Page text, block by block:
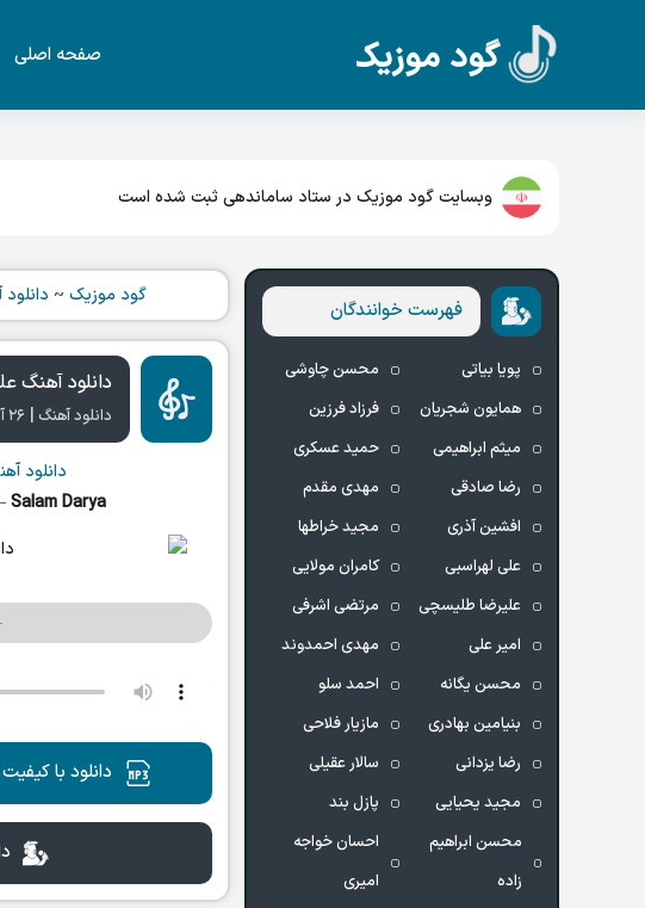
گود موزیک
غم موزیک
صفحه اصلی
وبسایت گود موزیک در ستاد ساماندهی ثبت شده است
گود موزیک ~
دانلود آهنگ
دانلود آهنگ | ۲۶ آذر ۱۴۰۳
دانلود
Salam Darya
دانلود با کیفیت 320
فهرست خوانندگان
پویا بیاتی
محسن چاوشی
همایون شجریان
فرزاد فرزین
میثم ابراهیمی
حمید عسکری
رضا صادقی
مهدی مقدم
افشین آذری
مجید خراطها
علی لهراسبی
کامران مولایی
علیرضا طلیسچی
مرتضی اشرفی
امیر علی
مهدی احمدوند
محسن یگانه
احمد سلو
بنیامین بهادری
مازیار فلاحی
رضا یزدانی
سالار عقیلی
مجید یحیایی
پازل بند
محسن ابراهیم
زاده
احسان خواجه
امیری